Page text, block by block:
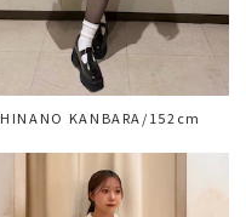
HINANO KANBARA/152cm